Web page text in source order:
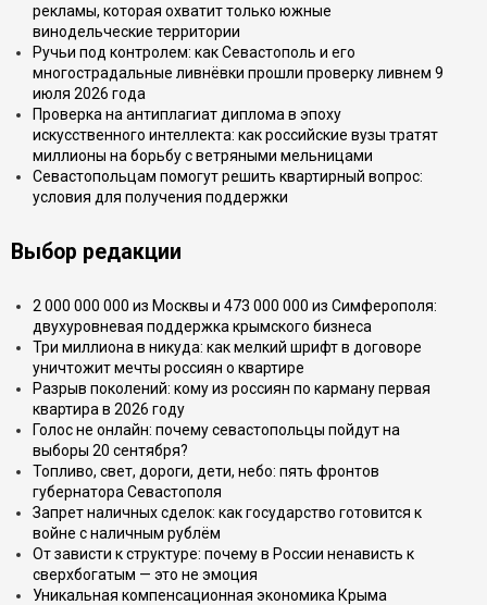
рекламы, которая охватит только южные
винодельческие территории
Ручьи под контролем: как Севастополь и его
многострадальные ливнёвки прошли проверку ливнем 9
июля 2026 года
Проверка на антиплагиат диплома в эпоху
искусственного интеллекта: как российские вузы тратят
миллионы на борьбу с ветряными мельницами
Севастопольцам помогут решить квартирный вопрос:
условия для получения поддержки
Выбор редакции
2 000 000 000 из Москвы и 473 000 000 из Симферополя:
двухуровневая поддержка крымского бизнеса
Три миллиона в никуда: как мелкий шрифт в договоре
уничтожит мечты россиян о квартире
Разрыв поколений: кому из россиян по карману первая
квартира в 2026 году
Голос не онлайн: почему севастопольцы пойдут на
выборы 20 сентября?
Топливо, свет, дороги, дети, небо: пять фронтов
губернатора Севастополя
Запрет наличных сделок: как государство готовится к
войне с наличным рублём
От зависти к структуре: почему в России ненависть к
сверхбогатым — это не эмоция
Уникальная компенсационная экономика Крыма